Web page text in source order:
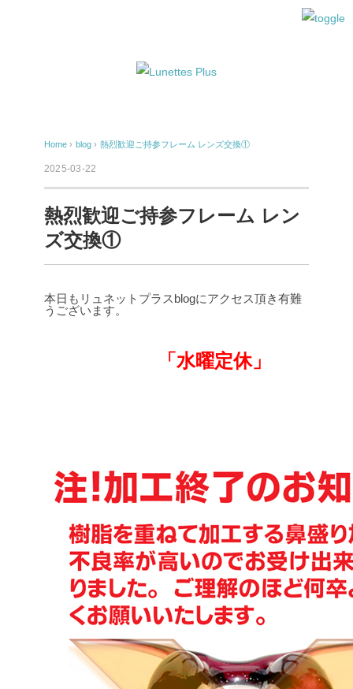
Home › blog › 熱烈歓迎ご持参フレーム レンズ交換①
2025-03-22
熱烈歓迎ご持参フレーム レン
ズ交換①
本日もリュネットプラスblogにアクセス頂き有難
うございます。
「水曜定休」